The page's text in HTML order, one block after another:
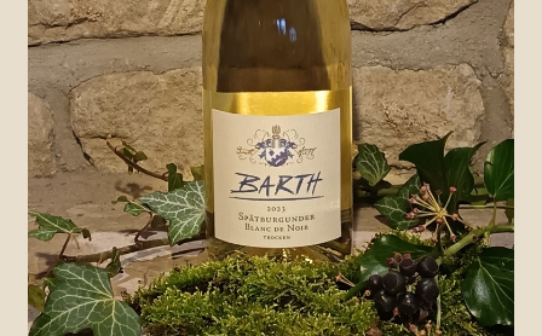
Rosé u. Blanc de Noir
Sekt u. mehr
Mein Konto